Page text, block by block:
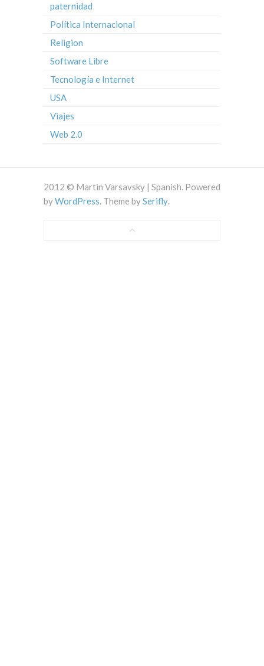
paternidad
Política Internacional
Religion
Software Libre
Tecnología e Internet
USA
Viajes
Web 2.0
2012 © Martin Varsavsky | Spanish. Powered
byWordPress. Theme bySerifly.